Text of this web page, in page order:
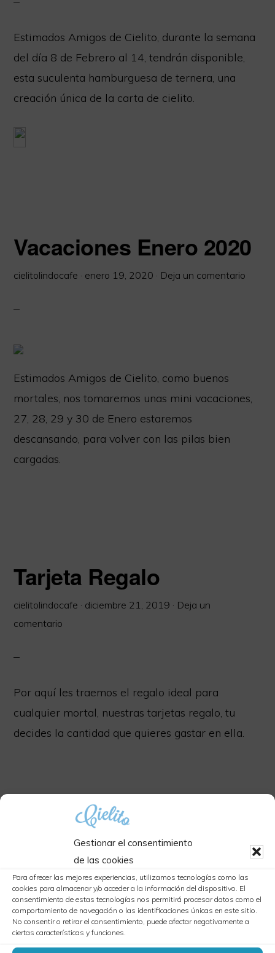
Gestionar el consentimiento
de las cookies
Para ofrecer las mejores experiencias, utilizamos tecnologías como las
cookies para almacenar y/o acceder a la información del dispositivo. El
consentimiento de estas tecnologías nos permitirá procesar datos como el
comportamiento de navegación o las identificaciones únicas en este sitio.
No consentir o retirar el consentimiento, puede afectar negativamente a
ciertas características y funciones.
Extensa
libre
de
Gluten.
Somos
Socios
Gluten.
Estimados Amigos de Cielito, durante la semana
del día 8 de Febrero al 14, tendrán disponible,
esta suculenta hamburguesa de ternera, una
creación única de la carta de cielito.
Vacaciones Enero 2020
cielitolindocafe · enero 19, 2020 · Deja un comentario
Estimados Amigos de Cielito, como buenos
mortales, nos tomaremos unas mini vacaciones,
27, 28, 29 y 30 de Enero estaremos
descansando, para volver con las pilas bien
cargadas.
Tarjeta Regalo
cielitolindocafe · diciembre 21, 2019 · Deja un
comentario
Por aquí les traemos el regalo ideal para
cualquier mortal, nuestras tarjetas regalo, tu
decides la cantidad que quieres gastar en ella.
Tacos de Ternera
Encebollada y tortilla de
maíz azul